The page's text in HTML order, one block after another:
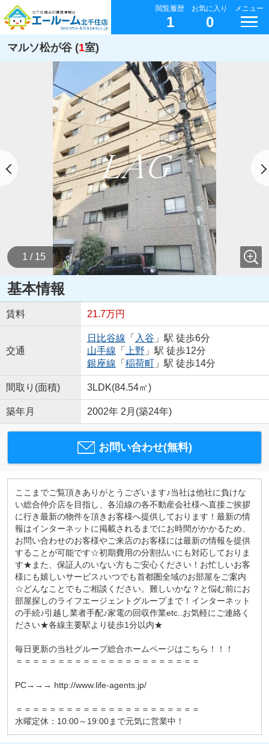
閲覧履歴
1
お気に入り
0
メニュー
マルソ松が谷 (1室)
1 / 15
基本情報
賃料 21.7万円
交通
日比谷線 「 入谷 」駅 徒歩6分
山手線 「 上野 」駅 徒歩12分
銀座線 「 稲荷町」駅 徒歩14分
間取り(面積) 3LDK(84.54㎡)
築年月 2002年 2月(築24年)
お問い合わせ(無料)
ここまでご覧頂きありがとうございます♪当社は他社に負けな
い総合仲介店を目指し、各沿線の各不動産会社様へ直接ご挨拶
に行き最新の物件を頂きお客様へ提供しております！最新の情
報はインターネットに掲載されるまでにお時間がかかるため、
お問い合わせのお客様やご来店のお客様には最新の情報を提供
することが可能です☆初期費用の分割払いにも対応しておりま
す★また、保証人のいない方もご安心ください！お忙しいお客
様にも嬉しいサービス♪いつでも首都圏全域のお部屋をご案内
☆どんなことでもご相談ください。難しいかな？と悩む前にお
部屋探しのライフエージェントグループまで！インターネット
の手続♪引越し業者手配♪家電の回収作業etc..お気軽にご連絡く
ださい★各線主要駅より徒歩1分以内★
毎日更新の当社グループ総合ホームページはこちら！！！
＝＝＝＝＝＝＝＝＝＝＝＝＝＝＝＝＝＝＝＝＝＝
PC→→→ http://www.life-agents.jp/
＝＝＝＝＝＝＝＝＝＝＝＝＝＝＝＝＝＝＝＝＝＝
水曜定休：10:00～19:00まで元気に営業中！